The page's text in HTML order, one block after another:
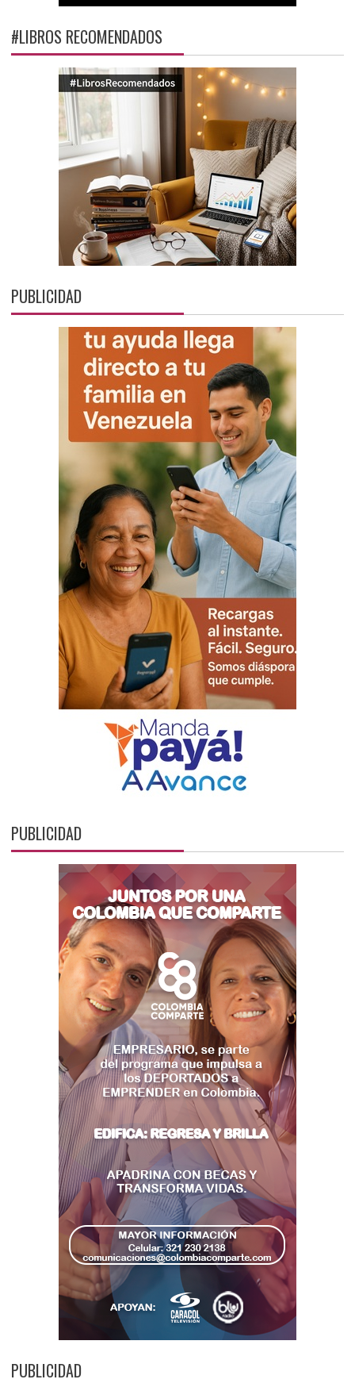
#LIBROS RECOMENDADOS
PUBLICIDAD
PUBLICIDAD
PUBLICIDAD